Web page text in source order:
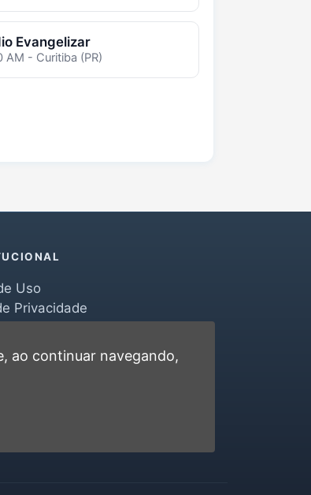
Evangelizar
AM - Curitiba (PR)
Uso
Privacidade
ao continuar navegando,